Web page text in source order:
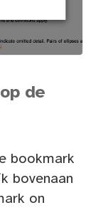
de
bookmark
bovenaan
on